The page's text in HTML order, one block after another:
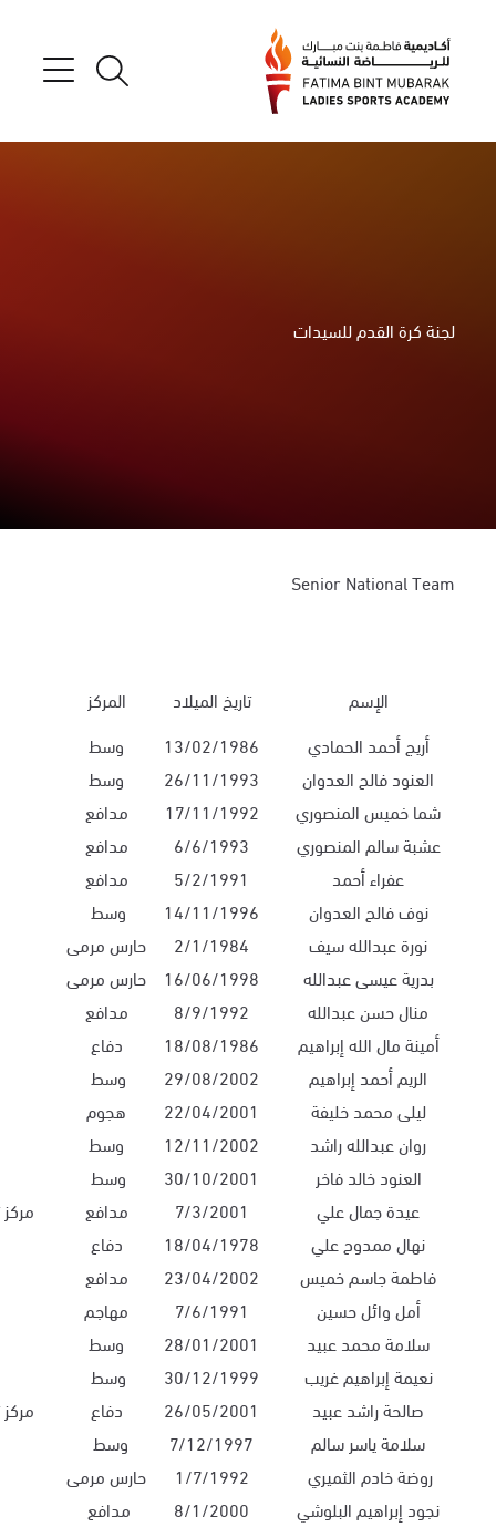
لجنة كرة القدم للسيدات
Senior National Team
الإسم تاريخ الميلاد
المركز
أريج أحمد الحمادي
13/02/1986
وسط
العنود فالح العدوان
26/11/1993
وسط
شما خميس المنصوري
17/11/1992
مدافع
عشبة سالم المنصوري
6/6/1993
مدافع
عفراء أحمد
5/2/1991
مدافع
نوف فالح العدوان
14/11/1996
وسط
نورة عبدالله سيف
2/1/1984
حارس مرمى
بدرية عيسى عبدالله
16/06/1998 حارس مرمى
منال حسن عبدالله
8/9/1992
مدافع
أمينة مال الله إبراهيم
18/08/1986
دفاع
الريم أحمد إبراهيم
29/08/2002
وسط
ليلى محمد خليفة
22/04/2001
هجوم
روان عبدالله راشد
12/11/2002
وسط
العنود خالد فاخر
30/10/2001
وسط
عيدة جمال علي
7/3/2001 مدافع
نهال ممدوح علي
18/04/1978
دفاع
فاطمة جاسم خميس
23/04/2002
مدافع
أمل وائل حسين
7/6/1991
مهاجم
سلامة محمد عبيد
28/01/2001
وسط
نعيمة إبراهيم غريب
30/12/1999
وسط
صالحة راشد عبيد
26/05/2001 دفاع
سلامة ياسر سالم
7/12/1997
وسط
روضة خادم الثميري
1/7/1992
حارس مرمى
نجود إبراهيم البلوشي
8/1/2000 مدافع